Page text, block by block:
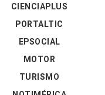
CIENCIAPLUS
PORTALTIC
EPSOCIAL
MOTOR
TURISMO